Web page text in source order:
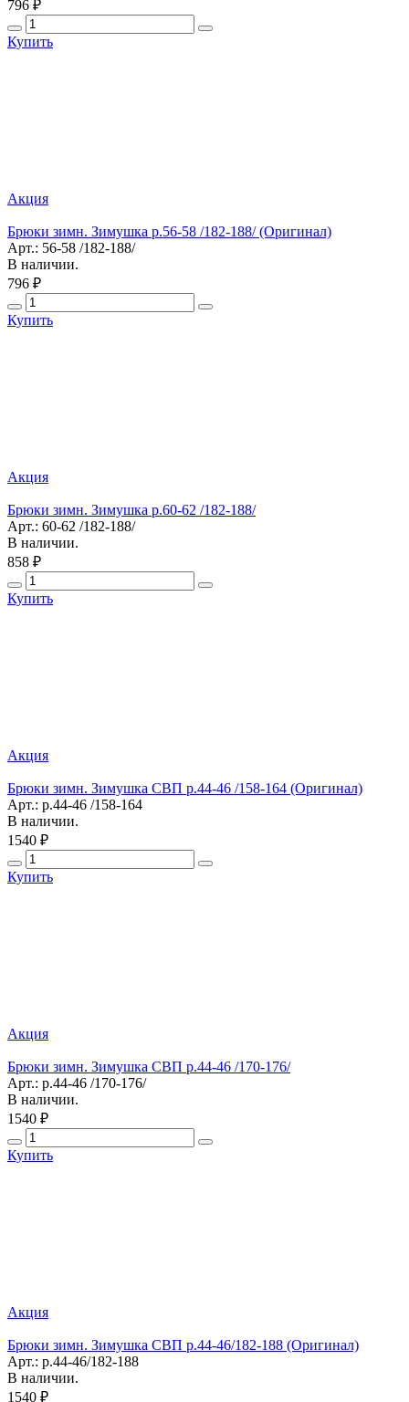
796 ₽
Купить
Акция
Брюки зимн. Зимушка р.56-58 /182-188/ (Оригинал)
Арт.: 56-58 /182-188/
В наличии.
796 ₽
Купить
Акция
Брюки зимн. Зимушка р.60-62 /182-188/
Арт.: 60-62 /182-188/
В наличии.
858 ₽
Купить
Акция
Брюки зимн. Зимушка СВП р.44-46 /158-164 (Оригинал)
Арт.: р.44-46 /158-164
В наличии.
1540 ₽
Купить
Акция
Брюки зимн. Зимушка СВП р.44-46 /170-176/
Арт.: р.44-46 /170-176/
В наличии.
1540 ₽
Купить
Акция
Брюки зимн. Зимушка СВП р.44-46/182-188 (Оригинал)
Арт.: р.44-46/182-188
В наличии.
1540 ₽